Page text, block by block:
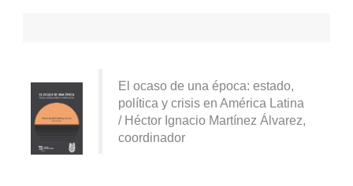
El ocaso de una época: estado,
política y crisis en América Latina
/ Héctor Ignacio Martínez Álvarez,
coordinador